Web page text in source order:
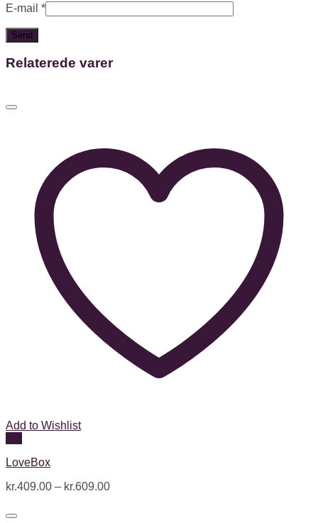
E-mail *
Relaterede varer
Add to Wishlist
LoveBox
kr.409.00 – kr.609.00